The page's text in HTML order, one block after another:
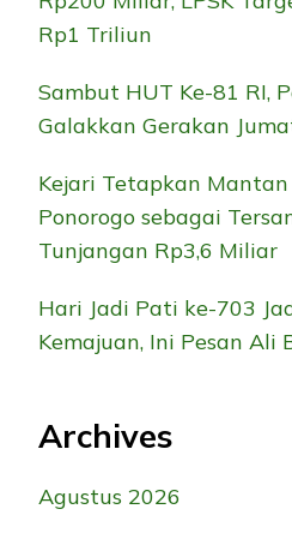
Rp1 Triliun
Sambut HUT Ke-81 RI,
Galakkan Gerakan
Kejari Tetapkan Mantan
Ponorogo sebagai
Tunjangan Rp3,6 Miliar
Hari Jadi Pati ke-703
Kemajuan, Ini Pesan Ali
Archives
Agustus 2026